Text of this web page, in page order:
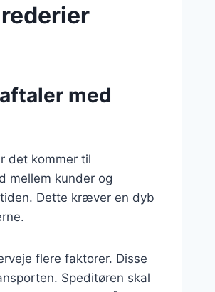
med
det kommer til
mellem kunder og
Dette kræver en dyb
flere faktorer. Disse
Speditøren skal